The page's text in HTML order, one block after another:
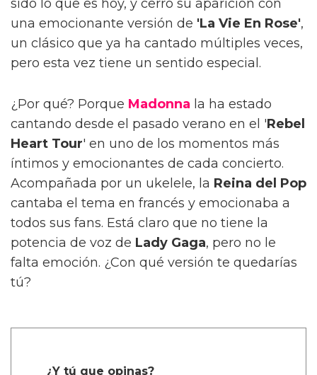
sido lo que es hoy, y cerró su aparición con
una emocionante versión de 'La Vie En Rose',
un clásico que ya ha cantado múltiples veces,
pero esta vez tiene un sentido especial.
¿Por qué? Porque Madonna la ha estado
cantando desde el pasado verano en el 'Rebel
Heart Tour' en uno de los momentos más
íntimos y emocionantes de cada concierto.
Acompañada por un ukelele, la Reina del Pop
cantaba el tema en francés y emocionaba a
todos sus fans. Está claro que no tiene la
potencia de voz de Lady Gaga, pero no le
falta emoción. ¿Con qué versión te quedarías
tú?
¿Y tú que opinas?